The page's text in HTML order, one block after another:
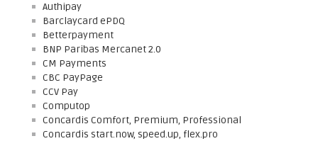
Authipay
Barclaycard ePDQ
Betterpayment
BNP Paribas Mercanet 2.0
CM Payments
CBC PayPage
CCV Pay
Computop
Concardis Comfort, Premium, Professional
Concardis start.now, speed.up, flex.pro